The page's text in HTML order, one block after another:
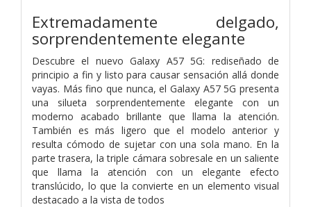
Extremadamente delgado,
sorprendentemente elegante
Descubre el nuevo Galaxy A57 5G: rediseñado de
principio a fin y listo para causar sensación allá donde
vayas. Más fino que nunca, el Galaxy A57 5G presenta
una silueta sorprendentemente elegante con un
moderno acabado brillante que llama la atención.
También es más ligero que el modelo anterior y
resulta cómodo de sujetar con una sola mano. En la
parte trasera, la triple cámara sobresale en un saliente
que llama la atención con un elegante efecto
translúcido, lo que la convierte en un elemento visual
destacado a la vista de todos